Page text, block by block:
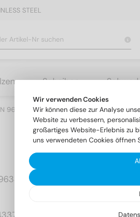
STEEL
Scheiben
963 - Senkschrauben mit Schlitz DIN
100
Wir verwenden Cookies
Wir können diese zur Analyse
Website zu verbessern,
großartiges Website-Erlebnis zu
uns verwendeten Cookies öffnen